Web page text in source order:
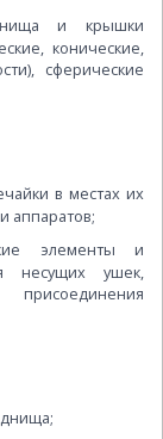
и крышки
конические,
сферические
в местах их
аппаратов;
элементы и
несущих ушек,